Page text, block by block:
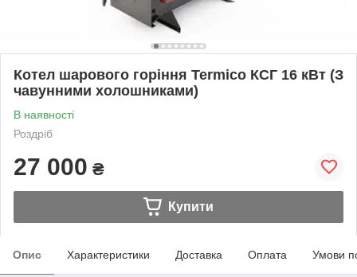
Котел шарового горіння Termico КСГ 16 кВт (З
чавунними холошниками)
В наявності
Роздріб
27 000 ₴
Купити
Опис Характеристики Доставка Оплата Умови